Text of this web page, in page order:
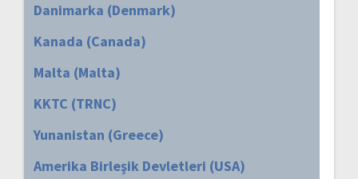
Danimarka (Denmark)
Kanada (Canada)
Malta (Malta)
KKTC (TRNC)
Yunanistan (Greece)
Amerika Birleşik Devletleri (USA)